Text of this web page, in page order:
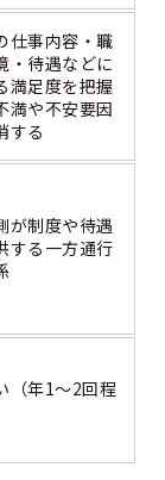
仕事内容・職
・待遇などに
満足度を把握
満や不安要因
する
が制度や待遇
する一方通行
（年1～2回程